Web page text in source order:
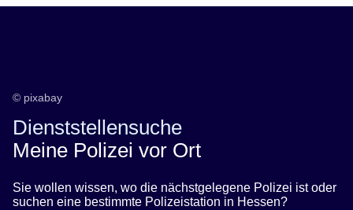
© pixabay
Dienststellensuche
Meine Polizei vor Ort
Sie wollen wissen, wo die nächstgelegene Polizei ist oder
suchen eine bestimmte Polizeistation in Hessen?